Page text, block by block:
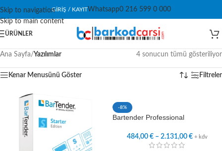
Skip to navigation
Skip to main content
GIRIŞ / KAYITWhatsapp0 216 599 0 000
ÜRÜNLER
Ana Sayfa/Yazılımlar 4 sonucun tümü gösteriliyor
Kenar Menusünü Göster Filtreler
-8%
Bartender Professional
484,00 € – 2.131,00 € + kdv